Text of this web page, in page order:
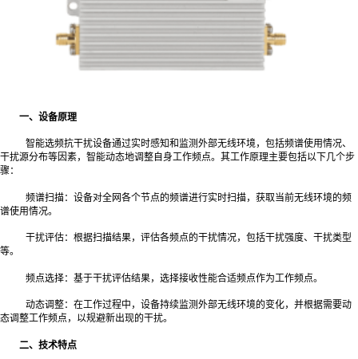
一、设备原理
智能选频抗干扰设备通过实时感知和监测外部无线环境，包括频谱使用情况、
干扰源分布等因素，智能动态地调整自身工作频点。其工作原理主要包括以下几个步
骤：
频谱扫描：设备对全网各个节点的频谱进行实时扫描，获取当前无线环境的频
谱使用情况。
干扰评估：根据扫描结果，评估各频点的干扰情况，包括干扰强度、干扰类型
等。
频点选择：基于干扰评估结果，选择接收性能合适频点作为工作频点。
动态调整：在工作过程中，设备持续监测外部无线环境的变化，并根据需要动
态调整工作频点，以规避新出现的干扰。
二、技术特点